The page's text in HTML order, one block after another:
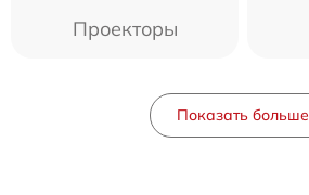
Проекторы
Показать больше